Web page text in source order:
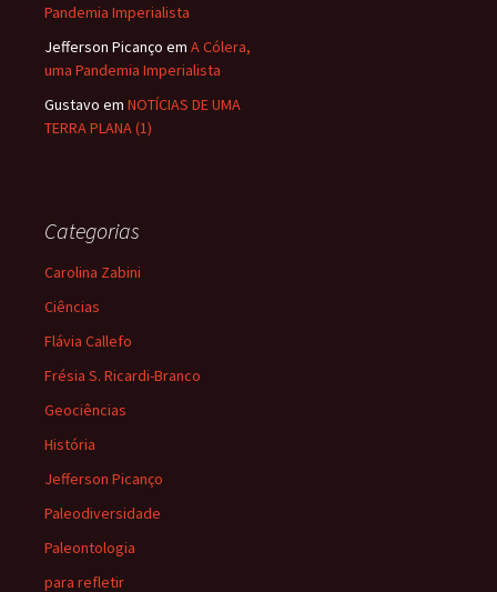
Pandemia Imperialista
Jefferson Picanço em A Cólera,
uma Pandemia Imperialista
Gustavo em NOTÍCIAS DE UMA
TERRA PLANA (1)
Categorias
Carolina Zabini
Ciências
Flávia Callefo
Frésia S. Ricardi-Branco
Geociências
História
Jefferson Picanço
Paleodiversidade
Paleontologia
para refletir